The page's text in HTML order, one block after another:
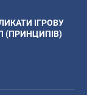
ІГРОВУ
(ПРИНЦИПІВ)